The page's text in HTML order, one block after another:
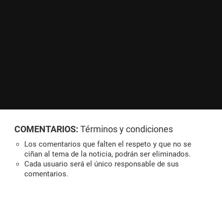
COMENTARIOS: Términos y condiciones
Los comentarios que falten el respeto y que no se
ciñan al tema de la noticia, podrán ser eliminados.
Cada usuario será el único responsable de sus
comentarios.